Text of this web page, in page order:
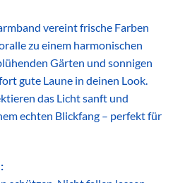
vereint frische Farben
zu einem harmonischen
Gärten und sonnigen
gute Laune in deinen Look.
das Licht sanft und
echten Blickfang – perfekt für